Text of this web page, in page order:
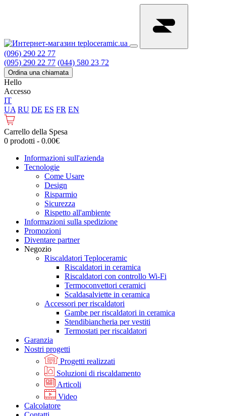
(096) 290 22 77
(095) 290 22 77 (044) 580 23 72
Ordina una chiamata
Hello
Accesso
IT
UA RU DE ES FR EN
Carrello della Spesa
0 prodotti - 0.00€
Informazioni sull'azienda
Tecnologie
Come Usare
Design
Risparmio
Sicurezza
Rispetto all'ambiente
Informazioni sulla spedizione
Promozioni
Diventare partner
Negozio
Riscaldatori Teploceramic
Riscaldatori in ceramica
Riscaldatori con controllo Wi-Fi
Termoconvettori ceramici
Scaldasalviette in ceramica
Accessori per riscaldatori
Gambe per riscaldatori in ceramica
Stendibiancheria per vestiti
Termostati per riscaldatori
Garanzia
Nostri progetti
Progetti realizzati
Soluzioni di riscaldamento
Articoli
Video
Calcolatore